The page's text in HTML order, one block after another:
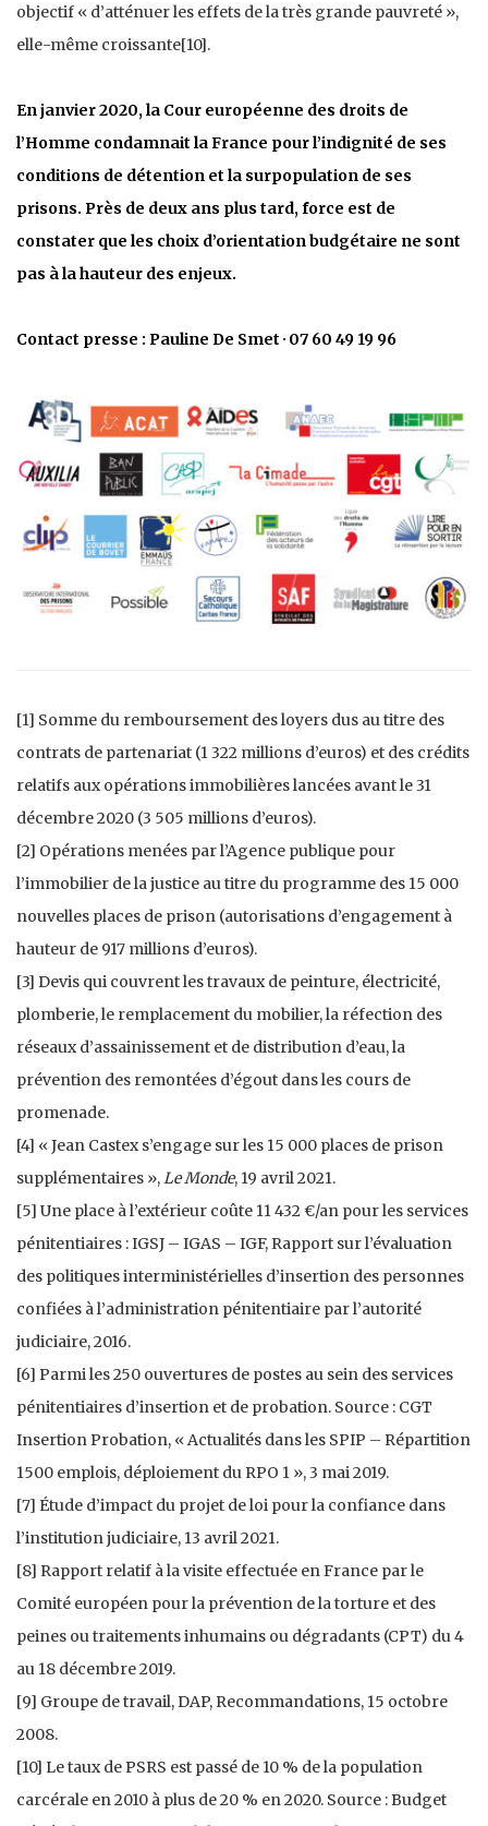
objectif « d’atténuer les effets de la très grande pauvreté »,
elle-même croissante[10].
En janvier 2020, la Cour européenne des droits de
l’Homme condamnait la France pour l’indignité de ses
conditions de détention et la surpopulation de ses
prisons. Près de deux ans plus tard, force est de
constater que les choix d’orientation budgétaire ne sont
pas à la hauteur des enjeux.
Contact presse : Pauline De Smet · 07 60 49 19 96
[1] Somme du remboursement des loyers dus au titre des
contrats de partenariat (1 322 millions d’euros) et des crédits
relatifs aux opérations immobilières lancées avant le 31
décembre 2020 (3 505 millions d’euros).
[2] Opérations menées par l’Agence publique pour
l’immobilier de la justice au titre du programme des 15 000
nouvelles places de prison (autorisations d’engagement à
hauteur de 917 millions d’euros).
[3] Devis qui couvrent les travaux de peinture, électricité,
plomberie, le remplacement du mobilier, la réfection des
réseaux d’assainissement et de distribution d’eau, la
prévention des remontées d’égout dans les cours de
promenade.
[4] « Jean Castex s’engage sur les 15 000 places de prison
supplémentaires »,Le Monde, 19 avril 2021.
[5] Une place à l’extérieur coûte 11 432 €/an pour les services
pénitentiaires : IGSJ – IGAS – IGF, Rapport sur l’évaluation
des politiques interministérielles d’insertion des personnes
confiées à l’administration pénitentiaire par l’autorité
judiciaire, 2016.
[6] Parmi les 250 ouvertures de postes au sein des services
pénitentiaires d’insertion et de probation. Source : CGT
Insertion Probation, « Actualités dans les SPIP – Répartition
1500 emplois, déploiement du RPO 1 », 3 mai 2019.
[7] Étude d’impact du projet de loi pour la confiance dans
l’institution judiciaire, 13 avril 2021.
[8] Rapport relatif à la visite effectuée en France par le
Comité européen pour la prévention de la torture et des
peines ou traitements inhumains ou dégradants (CPT) du 4
au 18 décembre 2019.
[9] Groupe de travail, DAP, Recommandations, 15 octobre
2008.
[10] Le taux de PSRS est passé de 10 % de la population
carcérale en 2010 à plus de 20 % en 2020. Source : Budget